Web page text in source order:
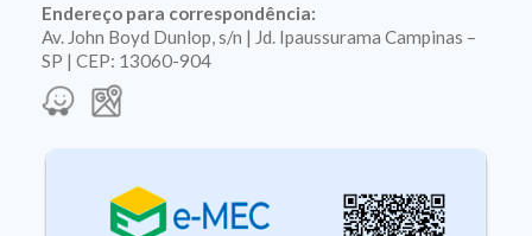
Endereço para correspondência:
Av. John Boyd Dunlop, s/n | Jd. Ipaussurama Campinas –
SP | CEP: 13060-904